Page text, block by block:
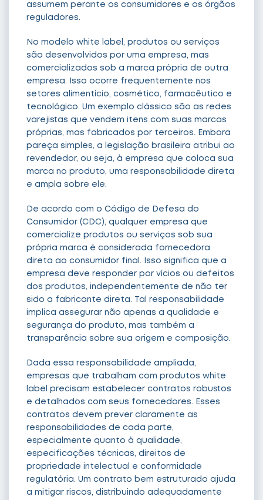
assumem perante os consumidores e os órgãos
reguladores.
No modelo white label, produtos ou serviços
são desenvolvidos por uma empresa, mas
comercializados sob a marca própria de outra
empresa. Isso ocorre frequentemente nos
setores alimentício, cosmético, farmacêutico e
tecnológico. Um exemplo clássico são as redes
varejistas que vendem itens com suas marcas
próprias, mas fabricados por terceiros. Embora
pareça simples, a legislação brasileira atribui ao
revendedor, ou seja, à empresa que coloca sua
marca no produto, uma responsabilidade direta
e ampla sobre ele.
De acordo com o Código de Defesa do
Consumidor (CDC), qualquer empresa que
comercialize produtos ou serviços sob sua
própria marca é considerada fornecedora
direta ao consumidor final. Isso significa que a
empresa deve responder por vícios ou defeitos
dos produtos, independentemente de não ter
sido a fabricante direta. Tal responsabilidade
implica assegurar não apenas a qualidade e
segurança do produto, mas também a
transparência sobre sua origem e composição.
Dada essa responsabilidade ampliada,
empresas que trabalham com produtos white
label precisam estabelecer contratos robustos
e detalhados com seus fornecedores. Esses
contratos devem prever claramente as
responsabilidades de cada parte,
especialmente quanto à qualidade,
especificações técnicas, direitos de
propriedade intelectual e conformidade
regulatória. Um contrato bem estruturado ajuda
a mitigar riscos, distribuindo adequadamente